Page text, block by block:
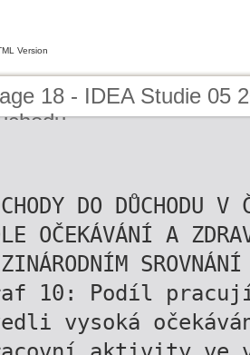
Version
18 - IDEA Studie 05
DO DŮCHODU V
OČEKÁVÁNÍ A
SROVNÁNÍ
10: Podíl
vysoká